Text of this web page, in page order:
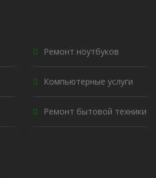
Ремонт ноутбуков
Компьютерные услуги
Ремонт бытовой техники